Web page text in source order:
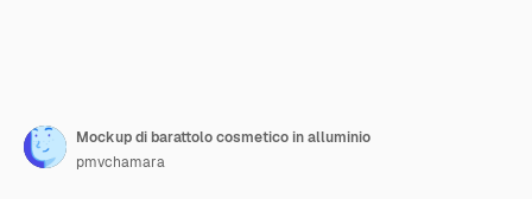
Mockup di barattolo cosmetico in alluminio
pmvchamara